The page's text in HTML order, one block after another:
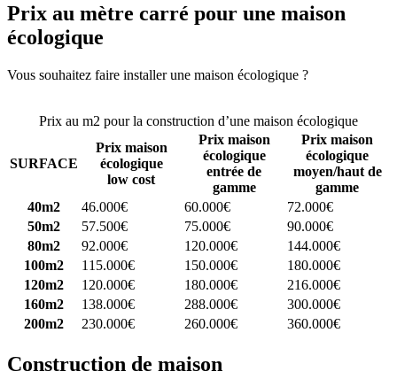
Prix au mètre carré pour une maison
écologique
Vous souhaitez faire installer une maison écologique ?
Prix au m2 pour la construction d’une maison écologique
SURFACE
Prix maison
écologique
low cost
Prix maison
écologique
entrée de
gamme
Prix maison
écologique
moyen/haut de
gamme
40m2
46.000€ 60.000€
72.000€
50m2
57.500€ 75.000€
90.000€
80m2
92.000€ 120.000€
144.000€
100m2
115.000€ 150.000€
180.000€
120m2
120.000€ 180.000€
216.000€
160m2
138.000€ 288.000€
300.000€
200m2
230.000€ 260.000€ 360.000€
Construction de maison